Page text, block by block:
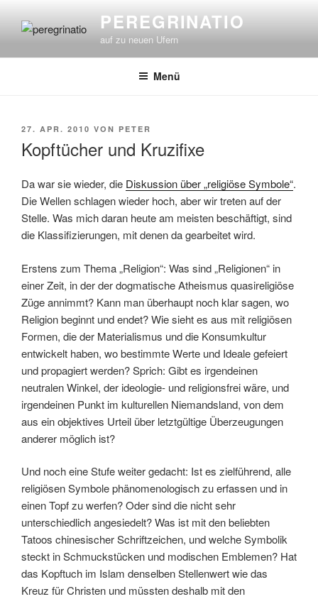
Inhalt
PEREGRINATIO
auf zu neuen Ufern
Menü
VERÖFFENTLICHT
27. APR. 2010 VON PETER
Kopftücher und Kruzifixe
Da war sie wieder, die Diskussion über „religiöse Symbole“.
Die Wellen schlagen wieder hoch, aber wir treten auf der
Stelle. Was mich daran heute am meisten beschäftigt, sind
die Klassifizierungen, mit denen da gearbeitet wird.
Erstens zum Thema „Religion“: Was sind „Religionen“ in
einer Zeit, in der der dogmatische Atheismus quasireligiöse
Züge annimmt? Kann man überhaupt noch klar sagen, wo
Religion beginnt und endet? Wie sieht es aus mit religiösen
Formen, die der Materialismus und die Konsumkultur
entwickelt haben, wo bestimmte Werte und Ideale gefeiert
und propagiert werden? Sprich: Gibt es irgendeinen
neutralen Winkel, der ideologie- und religionsfrei wäre, und
irgendeinen Punkt im kulturellen Niemandsland, von dem
aus ein objektives Urteil über letztgültige Überzeugungen
anderer möglich ist?
Und noch eine Stufe weiter gedacht: Ist es zielführend, alle
religiösen Symbole phänomenologisch zu erfassen und in
einen Topf zu werfen? Oder sind die nicht sehr
unterschiedlich angesiedelt? Was ist mit den beliebten
Tatoos chinesischer Schriftzeichen, und welche Symbolik
steckt in Schmuckstücken und modischen Emblemen? Hat
das Kopftuch im Islam denselben Stellenwert wie das
Kreuz für Christen und müssten deshalb mit den